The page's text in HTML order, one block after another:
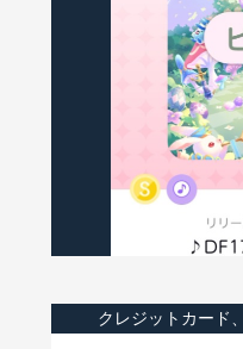
クレジットカード